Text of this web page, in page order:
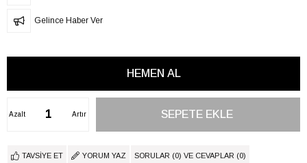
Gelince Haber Ver
Artır
Azalt
TAVSIYE ET YORUM YAZ SORULAR (0) VE CEVAPLAR (0)